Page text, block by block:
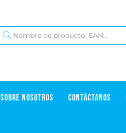
SOBRE NOSOTROS CONTÁCTANOS